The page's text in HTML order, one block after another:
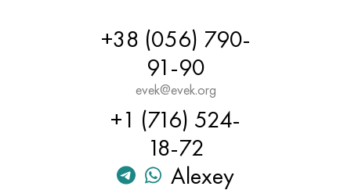
+38 (056) 790-
91-90
evek@evek.org
+1 (716) 524-
18-72
Alexey